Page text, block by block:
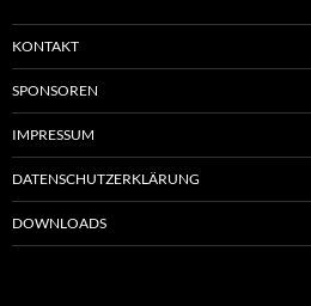
KONTAKT
SPONSOREN
IMPRESSUM
DATENSCHUTZERKLÄRUNG
DOWNLOADS